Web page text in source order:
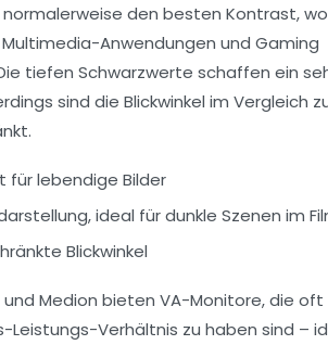
den besten Kontrast,
Anwendungen und Gaming
tiefen Schwarzwerte schaffen ein
sind die Blickwinkel im Vergleich
für lebendige Bilder
ideal für dunkle Szenen im
Blickwinkel
und Medion bieten VA-Monitore, die oft
Leistungs-Verhältnis zu haben sind –